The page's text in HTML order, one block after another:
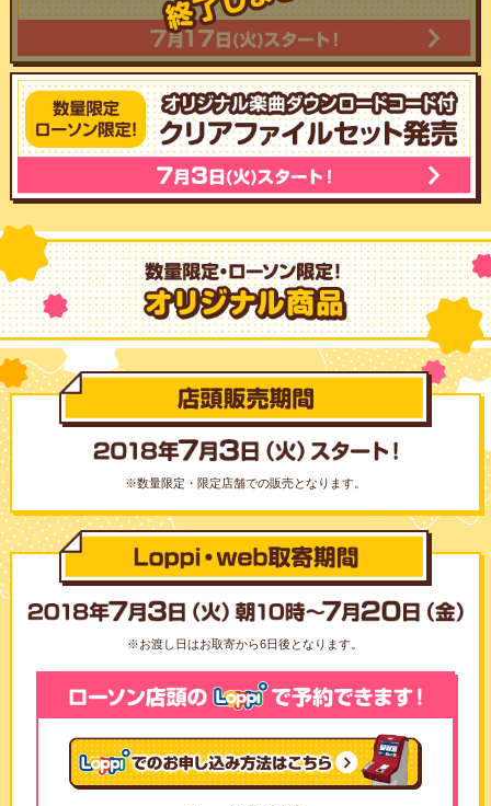
※数量限定・限定店舗での販売となります。
※お渡し日はお取寄から6日後となります。